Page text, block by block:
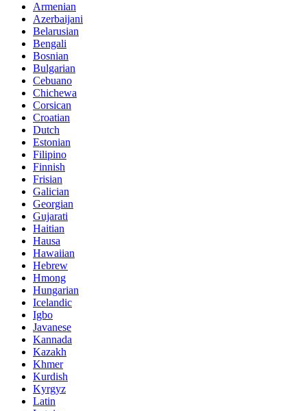
Armenian
Azerbaijani
Belarusian
Bengali
Bosnian
Bulgarian
Cebuano
Chichewa
Corsican
Croatian
Dutch
Estonian
Filipino
Finnish
Frisian
Galician
Georgian
Gujarati
Haitian
Hausa
Hawaiian
Hebrew
Hmong
Hungarian
Icelandic
Igbo
Javanese
Kannada
Kazakh
Khmer
Kurdish
Kyrgyz
Latin